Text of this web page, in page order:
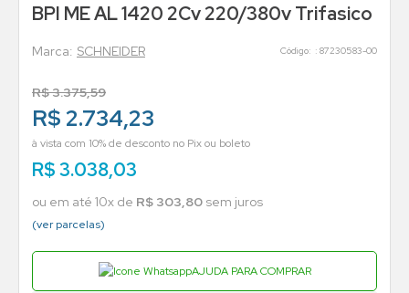
BPI ME AL 1420 2Cv 220/380v Trifasico
SCHNEIDER : 87230583-00
R$3.375,59
R$ 2.734,23
à vista com 10% de desconto no Pix ou boleto
R$3.038,03
ou em até 10x de R$ 303,80 sem juros
(ver parcelas)
AJUDA PARA COMPRAR